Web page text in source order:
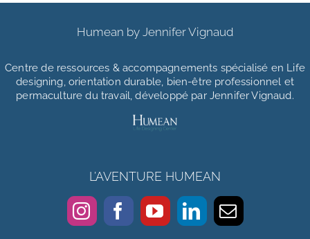
Mon espace
Humean by Jennifer Vignaud
Centre de ressources & accompagnements spécialisé en Life
designing, orientation durable, bien-être professionnel et
permaculture du travail, développé par Jennifer Vignaud.
L’AVENTURE HUMEAN